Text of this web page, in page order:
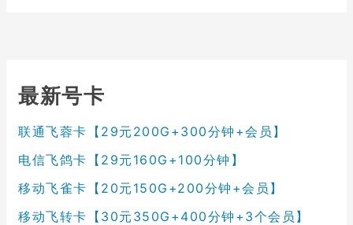
最新号卡
联通飞蓉卡【29元200G+300分钟+会员】
电信飞鸽卡【29元160G+100分钟】
移动飞雀卡【20元150G+200分钟+会员】
移动飞转卡【30元350G+400分钟+3个会员】